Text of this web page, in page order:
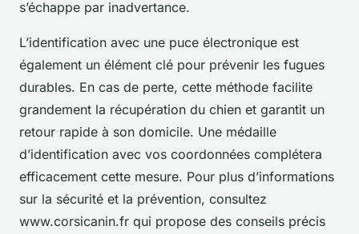
s’échappe par inadvertance.
L’identification avec une puce électronique est
également un élément clé pour prévenir les fugues
durables. En cas de perte, cette méthode facilite
grandement la récupération du chien et garantit un
retour rapide à son domicile. Une médaille
d’identification avec vos coordonnées complétera
efficacement cette mesure. Pour plus d’informations
sur la sécurité et la prévention, consultez
www.corsicanin.fr qui propose des conseils précis